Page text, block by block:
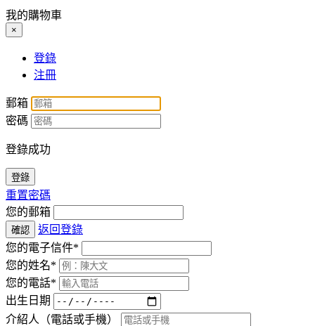
我的購物車
×
登錄
注冊
郵箱
密碼
登錄成功
登錄
重置密碼
您的郵箱
確認
返回登錄
您的電子信件*
您的姓名*
您的電話*
出生日期
介紹人（電話或手機）